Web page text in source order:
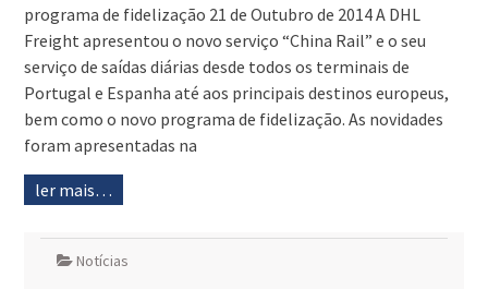
programa de fidelização 21 de Outubro de 2014 A DHL
Freight apresentou o novo serviço “China Rail” e o seu
serviço de saídas diárias desde todos os terminais de
Portugal e Espanha até aos principais destinos europeus,
bem como o novo programa de fidelização. As novidades
foram apresentadas na
ler mais…
Notícias